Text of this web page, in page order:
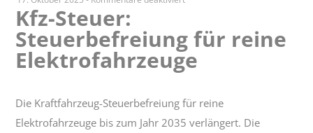
Steuer:
Steuerbefreiung
für
Kfz-Steuer:
Steuerbefreiung für reine
Elektrofahrzeuge
Die Kraftfahrzeug-Steuerbefreiung für reine
Elektrofahrzeuge bis zum Jahr 2035 verlängert. Die